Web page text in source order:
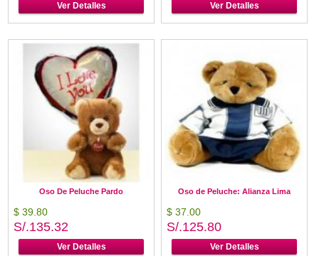
Ver Detalles Ver Detalles
Oso De Peluche Pardo
$ 39.80
S/.135.32
Ver Detalles
Oso de Peluche: Alianza Lima
$ 37.00
S/.125.80
Ver Detalles